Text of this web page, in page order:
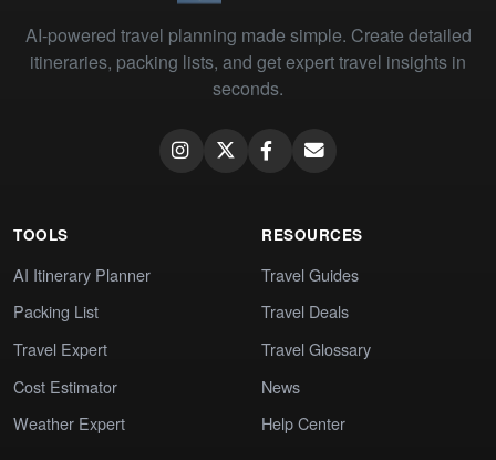
AI-powered travel planning made simple. Create detailed
itineraries, packing lists, and get expert travel insights in
seconds.
TOOLS
AI Itinerary Planner
Packing List
Travel Expert
Cost Estimator
Weather Expert
RESOURCES
Travel Guides
Travel Deals
Travel Glossary
News
Help Center